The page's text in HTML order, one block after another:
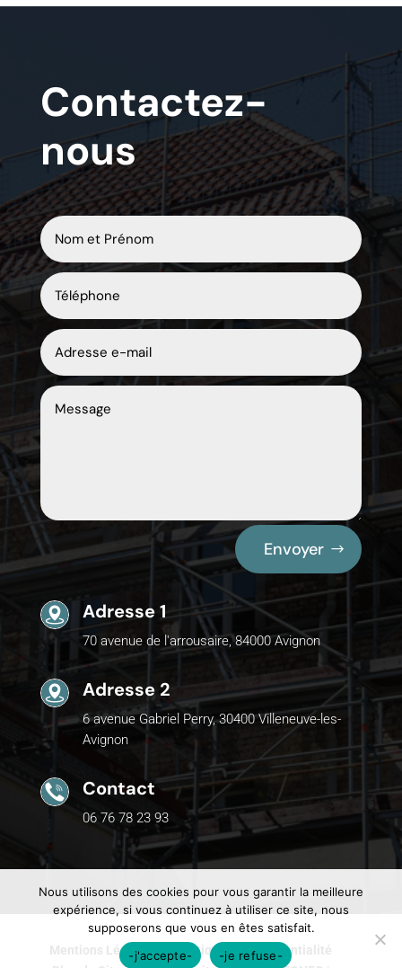
Contactez-
nous
Envoyer
Adresse 1
70 avenue de l'arrousaire, 84000 Avignon
Adresse 2
6 avenue Gabriel Perry, 30400 Villeneuve-les-
Avignon
Contact
06 76 78 23 93
Mentions Légales
Politique de Confidentialité
Nous utilisons des cookies pour vous garantir la meilleure
expérience, si vous continuez à utiliser ce site, nous
supposerons que vous en êtes satisfait.
-j'accepte-
-je refuse-